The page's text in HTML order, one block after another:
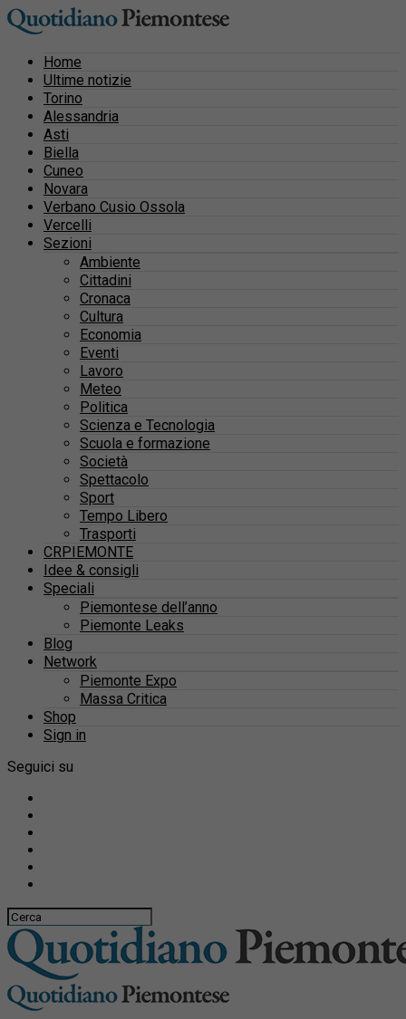
Home
Ultime notizie
Torino
Alessandria
Asti
Biella
Cuneo
Novara
Verbano Cusio Ossola
Vercelli
Sezioni
Ambiente
Cittadini
Cronaca
Cultura
Economia
Eventi
Lavoro
Meteo
Politica
Scienza e Tecnologia
Scuola e formazione
Società
Spettacolo
Sport
Tempo Libero
Trasporti
CRPIEMONTE
Idee & consigli
Speciali
Piemontese dell’anno
Piemonte Leaks
Blog
Network
Piemonte Expo
Massa Critica
Shop
Sign in
Seguici su